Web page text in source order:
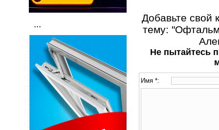
...
Добавьте свой
тему:
Не пытайтесь
Имя *: